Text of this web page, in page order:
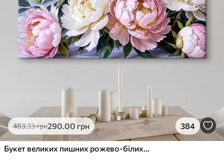
483.33грн290.00 грн 384
Букет великих пишних рожево-білих квітів півонії із зеленим листям на м’якому розмитому фоні